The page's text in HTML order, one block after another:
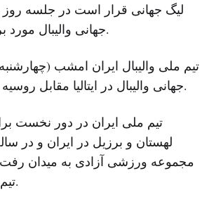
لیگ جهانی قرار است در جلسه
جهانی والیبال مورد بررسی قرار گیرد.
تیم ملی والیبال ایران امشب
جهانی والیبال در ایتالیا مقابل روسیه به میدان می‌رود.
تیم ملی ایران در دور نخست
مجموعه ورزشی آزادی به میدان
تیم به پیروزی رسید.